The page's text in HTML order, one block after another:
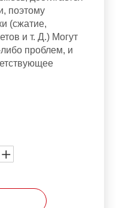
поэтому
(сжатие,
и т. Д.) Могут
проблем, и